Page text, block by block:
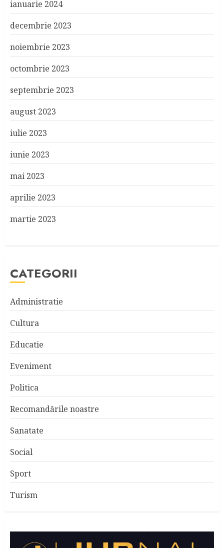
ianuarie 2024
decembrie 2023
noiembrie 2023
octombrie 2023
septembrie 2023
august 2023
iulie 2023
iunie 2023
mai 2023
aprilie 2023
martie 2023
CATEGORII
Administratie
Cultura
Educatie
Eveniment
Politica
Recomandările noastre
Sanatate
Social
Sport
Turism